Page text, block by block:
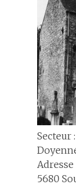
Secteur :
Adresse
5680